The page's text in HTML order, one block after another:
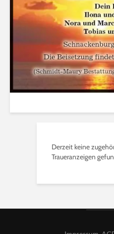
Derzeit keine
Traueranzeigen